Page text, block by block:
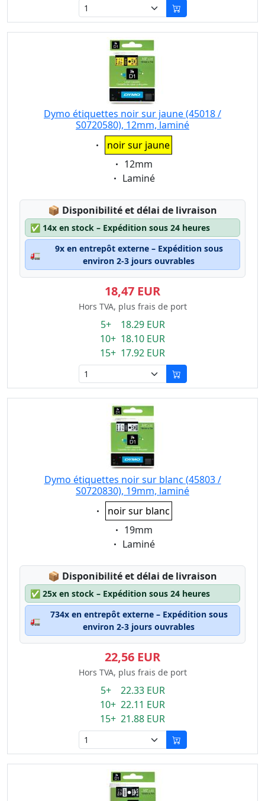
Dymo étiquettes noir sur jaune (45018 /
S0720580), 12mm, laminé
Eigenschaft:
noir sur jaune
Eigenschaft:
12mm
Eigenschaft:
Laminé
📦 Lagerstatus:
Disponibilité et délai de livraison
✅ 14x en stock – Expédition sous 24 heures
🚛
9x en entrepôt externe – Expédition sous
environ 2-3 jours ouvrables
18,47 EUR
Hors TVA, plus frais de port
5+ 18.29 EUR
10+ 18.10 EUR
15+ 17.92 EUR
Dymo étiquettes noir sur blanc (45803 /
S0720830), 19mm, laminé
Eigenschaft:
noir sur blanc
Eigenschaft:
19mm
Eigenschaft:
Laminé
📦 Lagerstatus:
Disponibilité et délai de livraison
✅ 25x en stock – Expédition sous 24 heures
🚛
734x en entrepôt externe – Expédition sous
environ 2-3 jours ouvrables
22,56 EUR
Hors TVA, plus frais de port
5+ 22.33 EUR
10+ 22.11 EUR
15+ 21.88 EUR